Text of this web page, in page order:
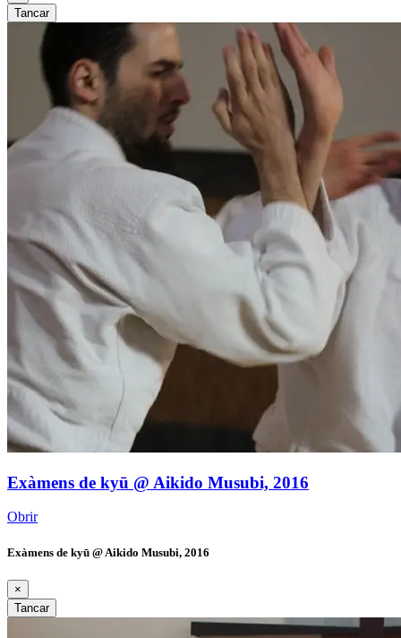
Tancar
Exàmens de kyū @ Aikido Musubi, 2016
Obrir
Exàmens de kyū @ Aikido Musubi, 2016
×
Tancar